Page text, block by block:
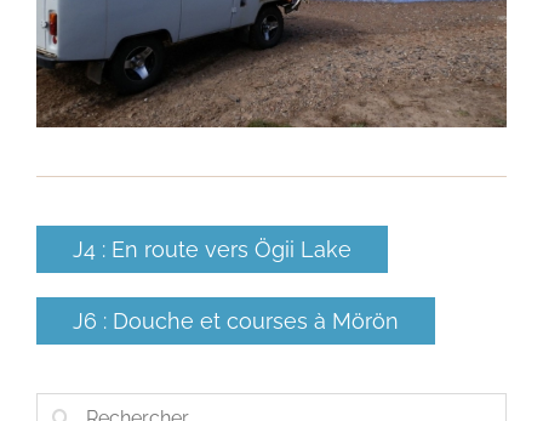
J4 : En route vers Ögii Lake
J6 : Douche et courses à Mörön
Rechercher: